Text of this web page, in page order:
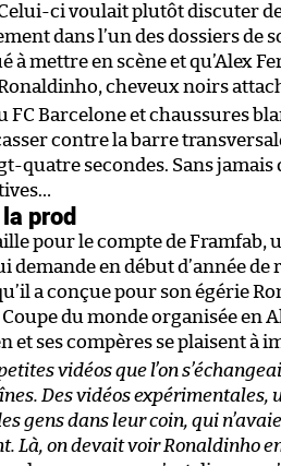
ci voulait plutôt discuter
dans l’un des dossiers de
à mettre en scène et qu’Alex
Ronaldinho, cheveux noirs
FC Barcelone et chaussures
contre la barre
quatre secondes. Sans jamais
prod
pour le compte de Framfab,
demande en début d’année
a conçue pour son égérie
du monde organisée en
et ses compères se plaisent à
vidéos que l’on
Des vidéos expérimentales,
gens dans leur coin, qui
Là, on devait voir Ronaldinho